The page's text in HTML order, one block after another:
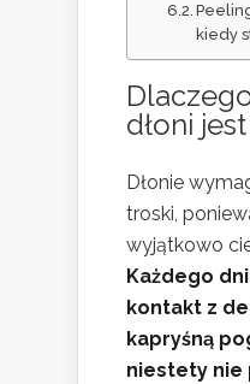
kiedy
dłoni
Dłonie
troski,
wyjątkowo
Każdego
kontakt z
kapryśną
niestety nie